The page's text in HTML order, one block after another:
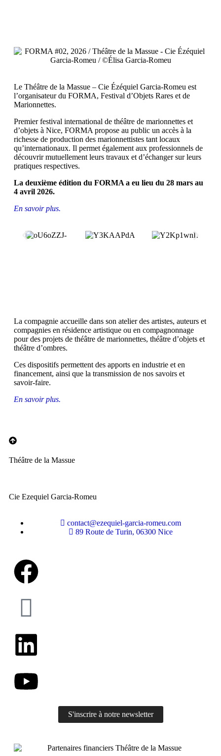
Le Théâtre de la Massue – Cie Ézéquiel Garcia-Romeu est
l’organisateur du FORMA, Festival d’Objets Rares et de
Marionnettes.
Premier festival international de théâtre de marionnettes et
d’objets à Nice, FORMA propose au public un accès à la
richesse de production des marionnettistes tant locaux
qu’internationaux. Il permet également aux professionnels de
découvrir mutuellement leurs travaux et d’échanger sur leurs
pratiques respectives.
La deuxième édition du FORMA a eu lieu du 28 mars au
4 avril 2026.
En savoir plus.
La compagnie accueille dans son atelier des artistes, auteurs et
compagnies en résidence artistique ou en compagnonnage
pour des projets de théâtre de marionnettes, théâtre d’objets et
théâtre d’ombres.
Ces dispositifs permettent des apports en industrie et en
financement, ainsi que la transmission de nos savoirs et
savoir-faire.
En savoir plus.
Théâtre de la Massue
Cie Ezequiel Garcia-Romeu
contact@ezequiel-garcia-romeu.com
89 Route de Turin, 06300 Nice
S'inscrire à notre newsletter